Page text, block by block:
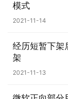
模式
2021-11-14
经历短暂下架
架
2021-11-13